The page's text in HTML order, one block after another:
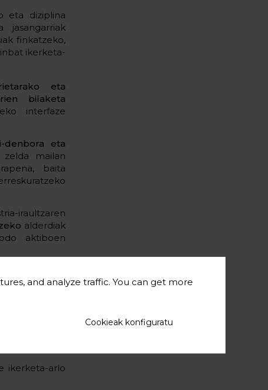
eta diziplina
finkatzeko,
ikerketa-
eta
bilaketa
interfaze
denbora eta
mailan
baita
iraultzaren
alderdiak
aktiboen
metodoan
ditu. Beraz,
handia
10
ikerketa-arlo
and analyze traffic. You can get more
Cookieak konfiguratu